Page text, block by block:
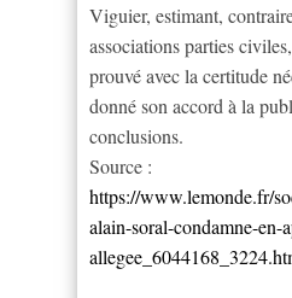
Viguier, estimant,
associations parties
prouvé avec la certitude
donné son accord à la
conclusions.
Source :
https://www.lemonde.fr/
alain-soral-condamne-en-